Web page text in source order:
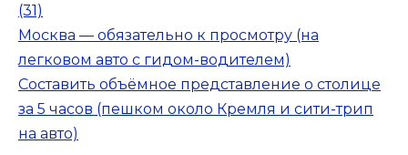
(31)
Москва — обязательно к просмотру (на
легковом авто с гидом-водителем)
Составить объёмное представление о столице
за 5 часов (пешком около Кремля и сити-трип
на авто)